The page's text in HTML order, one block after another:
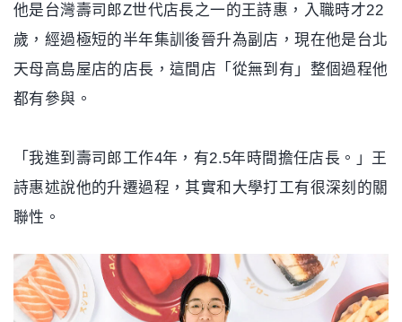
他是台灣壽司郎Z世代店長之一的王詩惠，入職時才22
歲，經過極短的半年集訓後晉升為副店，現在他是台北
天母高島屋店的店長，這間店「從無到有」整個過程他
都有參與。
「我進到壽司郎工作4年，有2.5年時間擔任店長。」王
詩惠述說他的升遷過程，其實和大學打工有很深刻的關
聯性。